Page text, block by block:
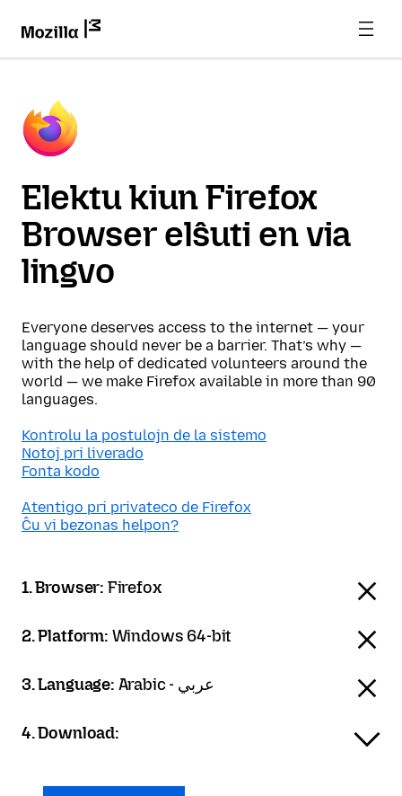
Elektu kiun Firefox
Browser elŝuti en via
lingvo
Everyone deserves access to the internet — your
language should never be a barrier. That’s why —
with the help of dedicated volunteers around the
world — we make Firefox available in more than 90
languages.
Kontrolu la postulojn de la sistemo
Notoj pri liverado
Fonta kodo
Atentigo pri privateco de Firefox
Ĉu vi bezonas helpon?
1. Browser: Firefox
2. Platform: Windows 64-bit
3. Language: Arabic - عربي
4. Download: